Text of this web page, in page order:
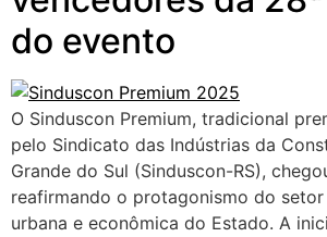
do evento
O Sinduscon Premium, tradicional
pelo Sindicato das Indústrias da
Grande do Sul (Sinduscon-RS),
reafirmando o protagonismo do
urbana e econômica do Estado. A